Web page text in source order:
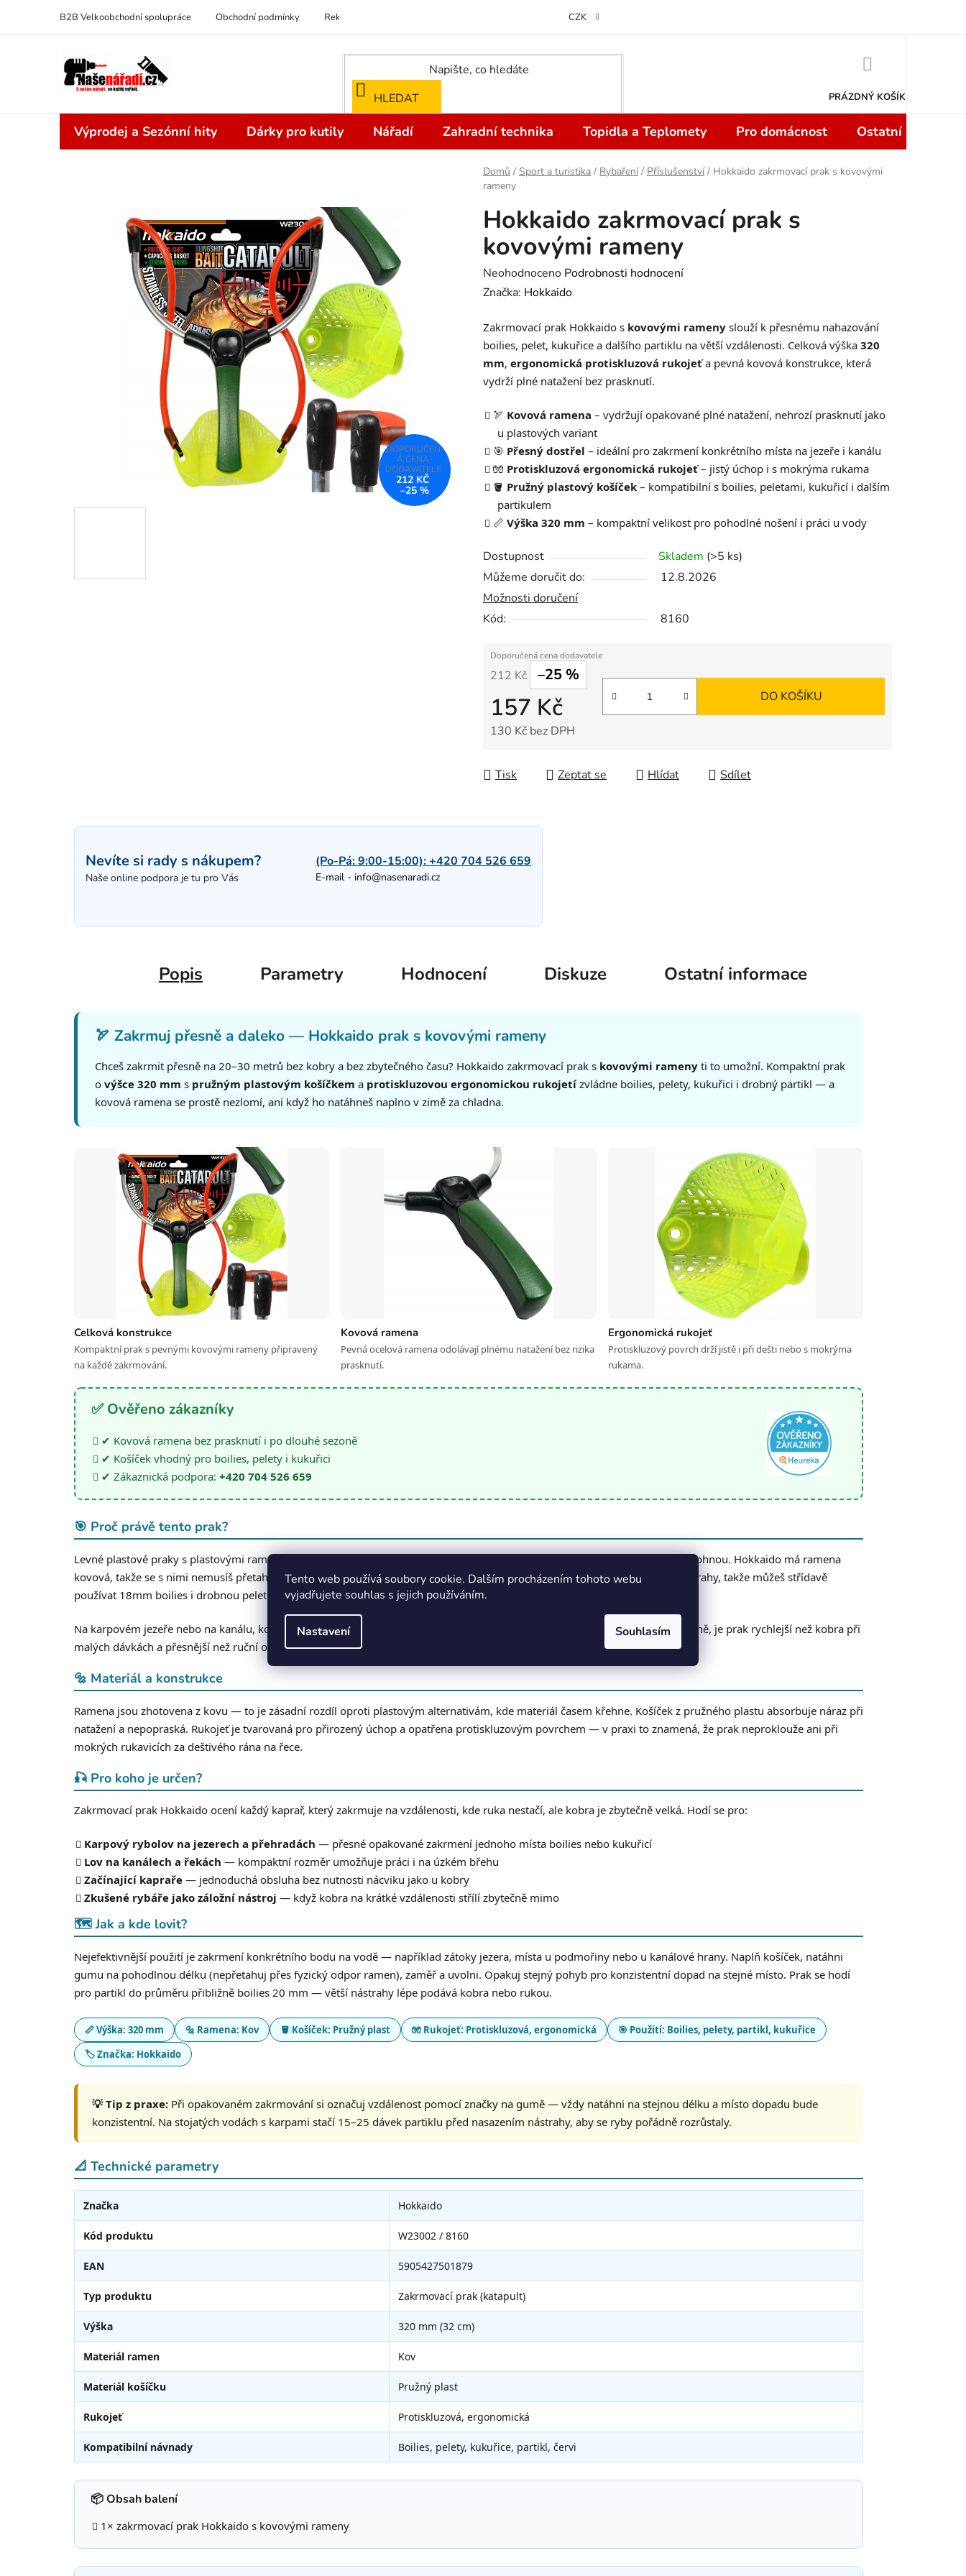
Tento web používá soubory cookie. Dalším procházením tohoto webu
vyjadřujete souhlas s jejich používáním.
Nastavení Souhlasím
obsah
B2B Velkoobchodní spolupráce Obchodní podmínky Reklamace Odstoupení od kupní smlouvy do 14 dní
CZK
HLEDAT PRÁZDNÝ KOŠÍK
Výprodej a Sezónní hity Dárky pro kutily Nářadí Zahradní technika Topidla a Teplomety Pro domácnost Ostatní
Domů / Sport a turistika / Rybaření / Příslušenství / Hokkaido zakrmovací prak s kovovými
rameny
Hokkaido zakrmovací prak s
kovovými rameny
Průměrné
hodnocení
je
0,0
z
5
hvězdiček.
Neohodnoceno Podrobnosti hodnocení
Značka: Hokkaido
Zakrmovací prak Hokkaido s kovovými rameny slouží k přesnému nahazování
boilies, pelet, kukuřice a dalšího partiklu na větší vzdálenosti. Celková výška 320
mm, ergonomická protiskluzová rukojeťa pevná kovová konstrukce, která
vydrží plné natažení bez prasknutí.
🏹 Kovová ramena – vydržují opakované plné natažení, nehrozí prasknutí jako
u plastových variant
🎯 Přesný dostřel – ideální pro zakrmení konkrétního místa na jezeře i kanálu
🧤 Protiskluzová ergonomická rukojeť– jistý úchop i s mokrýma rukama
🪣 Pružný plastový košíček – kompatibilní s boilies, peletami, kukuřicí i dalším
partikulem
📏 Výška 320 mm – kompaktní velikost pro pohodlné nošení i práci u vody
Dostupnost Skladem (>5 ks)
Můžeme doručit do:
12.8.2026
Možnosti doručení
Kód:
8160
212 Kč –25 %
157 Kč
130 Kč bez DPH
DO KOŠÍKU
Tisk Zeptat se Hlídat Sdílet
212 KČ
–25 %
Nevíte si rady s nákupem?
Naše online podpora je tu pro Vás
(Po-Pá: 9:00-15:00):+420 704 526 659
E-mail - info@nasenaradi.cz
Popis Parametry Hodnocení Diskuze Ostatní informace
🏹 Zakrmuj přesně a daleko — Hokkaido prak s kovovými rameny
Chceš zakrmit přesně na 20–30 metrů bez kobry a bez zbytečného času? Hokkaido zakrmovací prak s kovovými rameny ti to umožní. Kompaktní prak
o výšce 320 mm s pružným plastovým košíčkem a protiskluzovou ergonomickou rukojetí zvládne boilies, pelety, kukuřici i drobný partikl — a
kovová ramena se prostě nezlomí, ani když ho natáhneš naplno v zimě za chladna.
Celková konstrukce
Kompaktní prak s pevnými kovovými rameny připravený
na každé zakrmování.
Kovová ramena
Pevná ocelová ramena odolávají plnému natažení bez rizika
prasknutí.
Ergonomická rukojeť
Protiskluzový povrch drží jistě i při dešti nebo s mokrýma
rukama.
✅ Ověřeno zákazníky
✔ Kovová ramena bez prasknutí i po dlouhé sezoně
✔ Košíček vhodný pro boilies, pelety i kukuřici
✔ Zákaznická podpora: +420 704 526 659
🎯 Proč právě tento prak?
Levné plastové praky s plastovými rameny mají jednu nevýhodu — po pár sezonách, zvláště na mrazu, ramena praší nebo se ohnou. Hokkaido má ramena
kovová, takže se s nimi nemusíš přetahovat — natáhni naplno a vystřel. Košíček z pružného plastu se přizpůsobí velikosti nástrahy, takže můžeš střídavě
používat 18mm boilies i drobnou peletu bez výměny.
Na karpovém jezeře nebo na kanálu, kde potřebuješ přesně zaměřit zakrmovací zónu a posílat dávky na stejné místo opakovaně, je prak rychlejší než kobra při
malých dávkách a přesnější než ruční odhazování.
🔩 Materiál a konstrukce
Ramena jsou zhotovena z kovu — to je zásadní rozdíl oproti plastovým alternativám, kde materiál časem křehne. Košíček z pružného plastu absorbuje náraz při
natažení a nepopraská. Rukojeť je tvarovaná pro přirozený úchop a opatřena protiskluzovým povrchem — v praxi to znamená, že prak neproklouže ani při
mokrých rukavicích za deštivého rána na řece.
🎣 Pro koho je určen?
Zakrmovací prak Hokkaido ocení každý kaprař, který zakrmuje na vzdálenosti, kde ruka nestačí, ale kobra je zbytečně velká. Hodí se pro:
Karpový rybolov na jezerech a přehradách — přesné opakované zakrmení jednoho místa boilies nebo kukuřicí
Lov na kanálech a řekách — kompaktní rozměr umožňuje práci i na úzkém břehu
Začínající kapraře — jednoduchá obsluha bez nutnosti nácviku jako u kobry
Zkušené rybáře jako záložní nástroj — když kobra na krátké vzdálenosti střílí zbytečně mimo
🗺️ Jak a kde lovit?
Nejefektivnější použití je zakrmení konkrétního bodu na vodě — například zátoky jezera, místa u podmořiny nebo u kanálové hrany. Naplň košíček, natáhni
gumu na pohodlnou délku (nepřetahuj přes fyzický odpor ramen), zaměř a uvolni. Opakuj stejný pohyb pro konzistentní dopad na stejné místo. Prak se hodí
pro partikl do průměru přibližně boilies 20 mm — větší nástrahy lépe podává kobra nebo rukou.
📏 Výška: 320 mm 🔩 Ramena: Kov 🪣 Košíček: Pružný plast 🧤 Rukojeť: Protiskluzová, ergonomická
🎯 Použití: Boilies, pelety, partikl, kukuřice
🏷️ Značka: Hokkaido
💡 Tip z praxe: Při opakovaném zakrmování si označuj vzdálenost pomocí značky na gumě — vždy natáhni na stejnou délku a místo dopadu bude
konzistentní. Na stojatých vodách s karpami stačí 15–25 dávek partiklu před nasazením nástrahy, aby se ryby pořádně rozrůstaly.
📐 Technické parametry
Značka Hokkaido
Kód produktu W23002 / 8160
EAN 5905427501879
Typ produktu Zakrmovací prak (katapult)
Výška 320 mm (32 cm)
Materiál ramen Kov
Materiál košíčku Pružný plast
Rukojeť Protiskluzová, ergonomická
Kompatibilní návnady Boilies, pelety, kukuřice, partikl, červi
📦 Obsah balení
1× zakrmovací prak Hokkaido s kovovými rameny